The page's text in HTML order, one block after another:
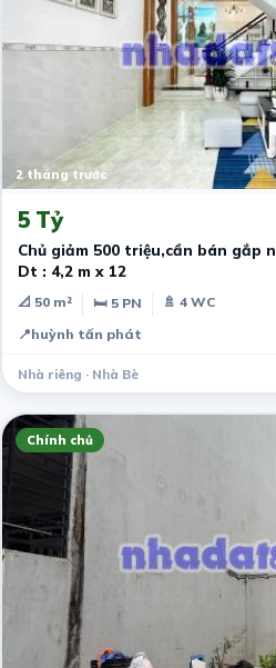
2 tháng trước
5 Tỷ
Chủ giảm 500 triệu,cần bán gắp
Dt : 4,2 m x 12
📐 50 m² 🛏 5 PN
🚿 4 WC
📍huỳnh tấn phát
Nhà riêng · Nhà Bè
Chính chủ